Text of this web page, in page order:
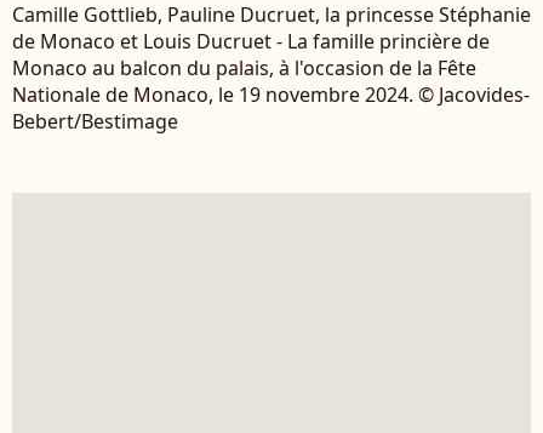
Camille Gottlieb, Pauline Ducruet, la princesse Stéphanie
de Monaco et Louis Ducruet - La famille princière de
Monaco au balcon du palais, à l'occasion de la Fête
Nationale de Monaco, le 19 novembre 2024. © Jacovides-
Bebert/Bestimage